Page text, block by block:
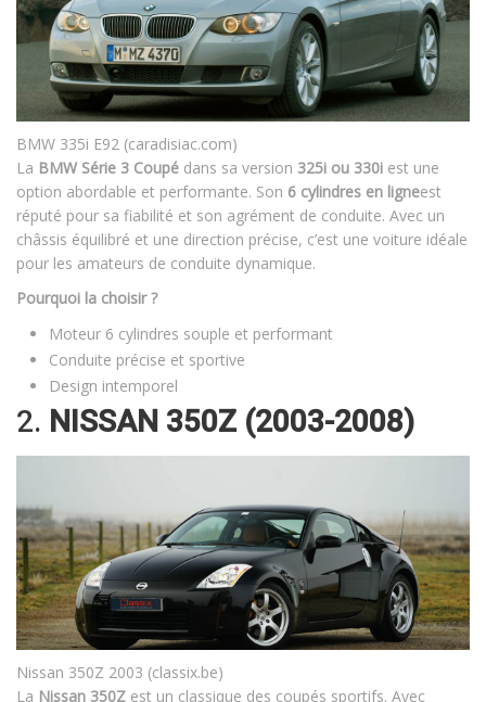
BMW 335i E92 (caradisiac.com)
La BMW Série 3 Coupé dans sa version 325i ou 330i est une
option abordable et performante. Son 6 cylindres en ligneest
réputé pour sa fiabilité et son agrément de conduite. Avec un
châssis équilibré et une direction précise, c’est une voiture idéale
pour les amateurs de conduite dynamique.
Pourquoi la choisir ?
Moteur 6 cylindres souple et performant
Conduite précise et sportive
Design intemporel
2. NISSAN 350Z (2003-2008)
Nissan 350Z 2003 (classix.be)
La Nissan 350Z est un classique des coupés sportifs. Avec